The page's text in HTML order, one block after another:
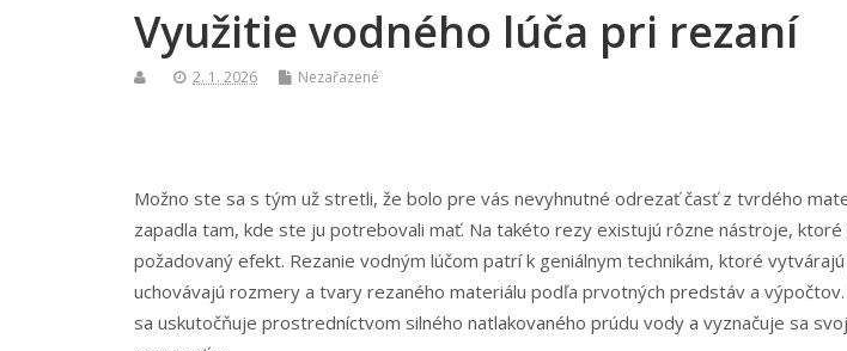
Využitie vodného lúča pri rezaní
2. 1. 2026 Nezařazené
Možno ste sa s tým už stretli, že bolo pre vás nevyhnutné odrezať časť z tvrdého
zapadla tam, kde ste ju potrebovali mať. Na takéto rezy existujú rôzne nástroje, ktoré
požadovaný efekt. Rezanie vodným lúčom patrí k geniálnym technikám, ktoré
uchovávajú rozmery a tvary rezaného materiálu podľa prvotných predstáv a
sa uskutočňuje prostredníctvom silného natlakovaného prúdu vody a vyznačuje sa